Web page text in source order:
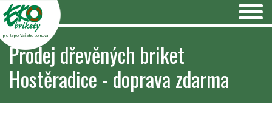
pro teplo Vašeho domova
Prodej dřevěných briket
Hostěradice - doprava zdarma